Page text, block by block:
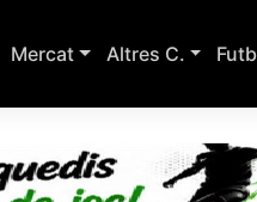
Mercat Altres C.